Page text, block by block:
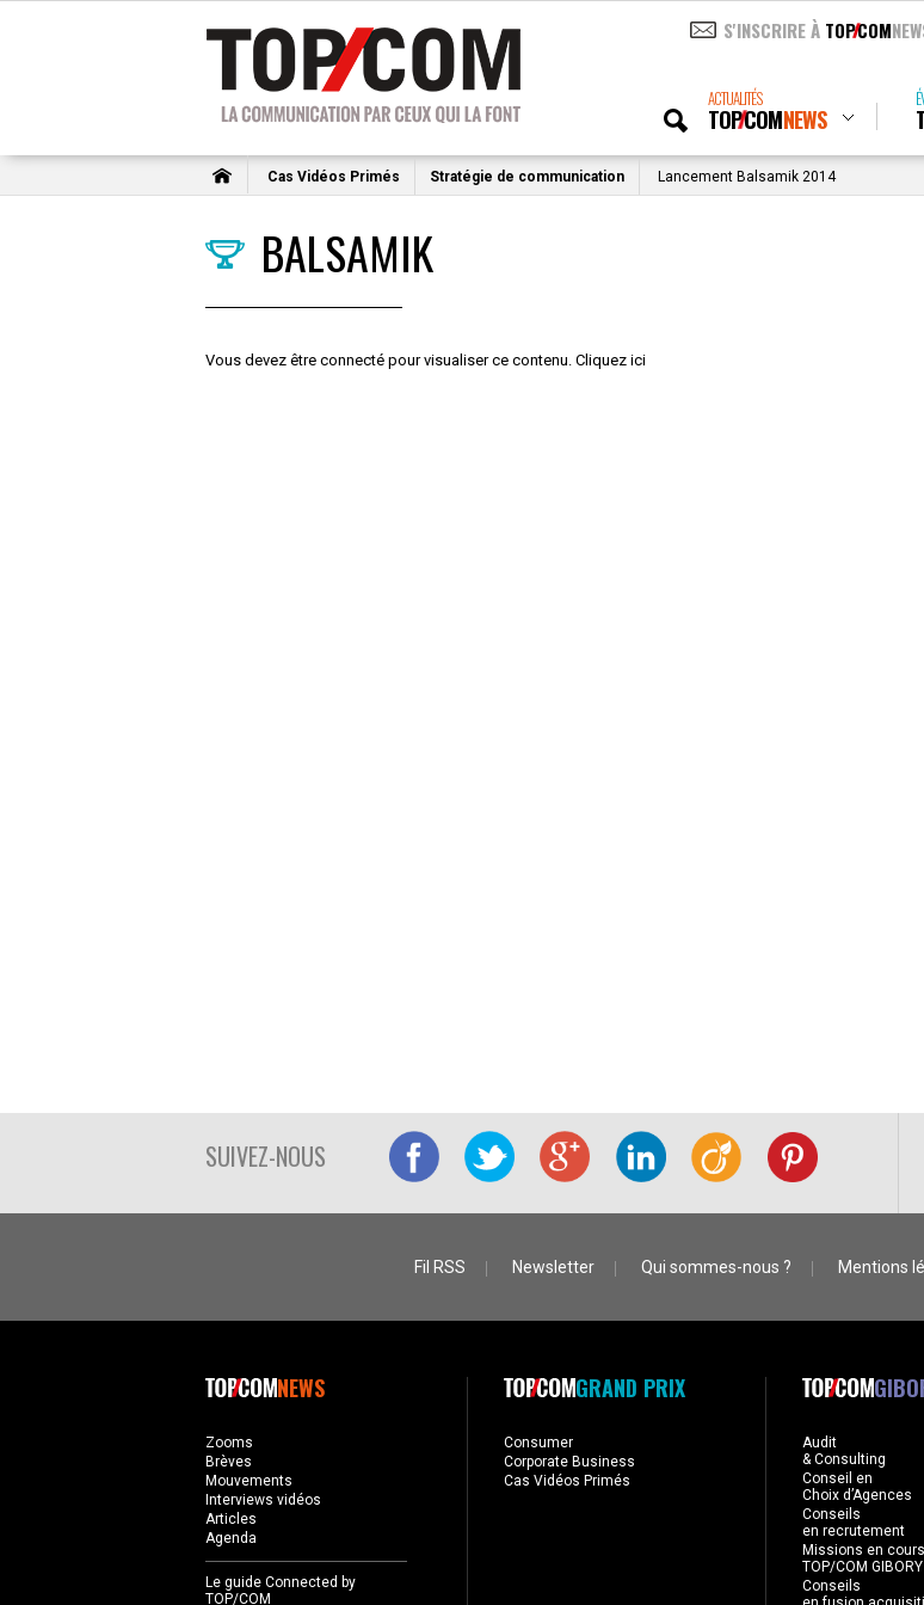
S'INSCRIRE À TOPCOM
ACTUALITÉS
TOPCOMNEWS
Cas Vidéos Primés Stratégie de communication Lancement Balsamik 2014
BALSAMIK
Vous devez être connecté pour visualiser ce contenu. Cliquez ici
SUIVEZ-NOUS
Fil RSS Newsletter Qui sommes-nous ? Mentions
NEWS
Zooms
Brèves
Mouvements
Interviews vidéos
Articles
Agenda
Le guide Connected by
TOP/COM
GRAND PRIX
Consumer
Corporate Business
Cas Vidéos Primés
Audit
& Consulting
Conseil en
Choix d’Agences
Conseils
en recrutement
Missions en cours
TOP/COM
Conseils